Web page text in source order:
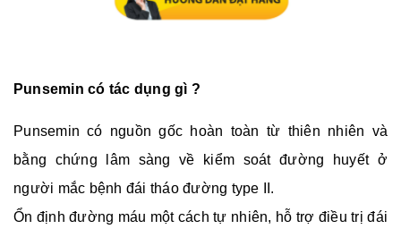
Punsemin có tác dụng gì ?
Punsemin có nguồn gốc hoàn toàn từ thiên nhiên và
bằng chứng lâm sàng về kiểm soát đường huyết ở
người mắc bệnh đái tháo đường type II.
Ổn định đường máu một cách tự nhiên, hỗ trợ điều trị đái